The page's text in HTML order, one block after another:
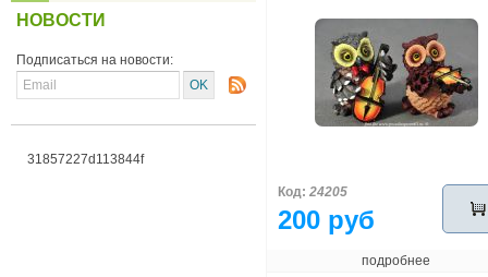
НОВОСТИ
Подписаться на новости:
31857227d113844f
Код: 24205
200 руб
подробнее